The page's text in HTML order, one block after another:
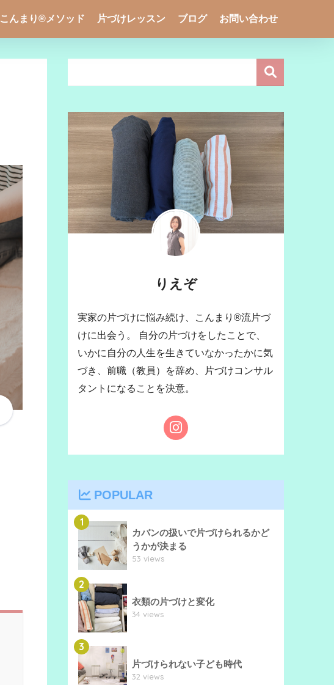
こんまり®メソッド 片づけレッスン ブログ お問い合わせ
りえぞ
実家の片づけに悩み続け、こんまり®流片づ
けに出会う。 自分の片づけをしたことで、
いかに自分の人生を生きていなかったかに気
づき、前職（教員）を辞め、片づけコンサル
タントになることを決意。
POPULAR
1
カバンの扱いで片づけられるかど
うかが決まる
53 views
2
衣類の片づけと変化
34 views
3
片づけられない子ども時代
32 views